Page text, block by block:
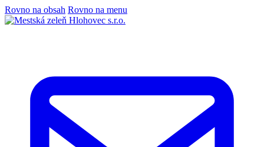
Rovno na obsah Rovno na menu